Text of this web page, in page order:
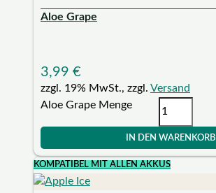
Aloe Grape
3,99 €
zzgl. 19% MwSt., zzgl. Versand
Aloe Grape Menge
IN DEN WARENKORB
KOMPATIBEL MIT ALLEN AKKUS